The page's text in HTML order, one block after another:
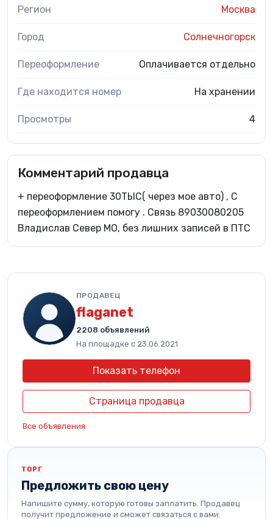
Регион Москва
Город Солнечногорск
Переоформление Оплачивается отдельно
Где находится номер На хранении
Просмотры 4
Комментарий продавца
+ переоформление 30ТЫС( через мое авто) , С
переоформлением помогу . Связь 89030080205
Владислав Север МО, без лишних записей в ПТС
ПРОДАВЕЦ
flaganet
2208 объявлений
На площадке с 23.06.2021
Показать телефон
Страница продавца
Все объявления
ТОРГ
Предложить свою цену
Напишите сумму, которую готовы заплатить. Продавец
получит предложение и сможет связаться с вами.